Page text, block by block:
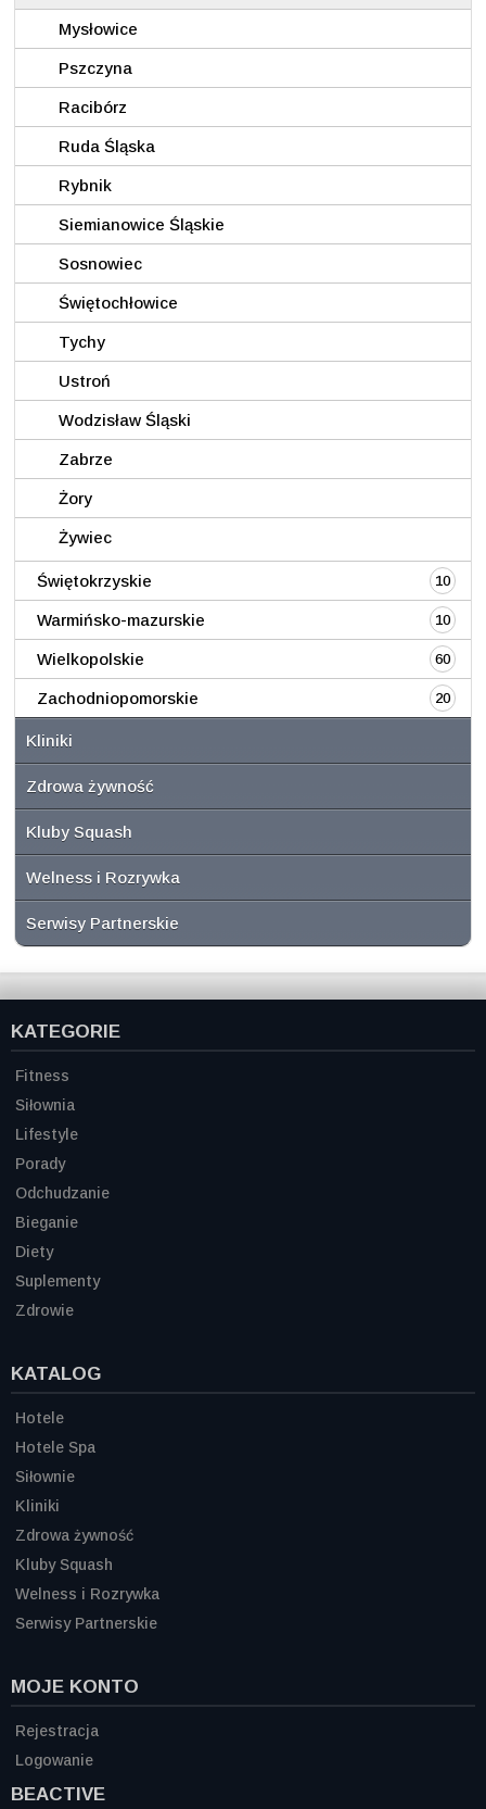
Mysłowice
Pszczyna
Racibórz
Ruda Śląska
Rybnik
Siemianowice Śląskie
Sosnowiec
Świętochłowice
Tychy
Ustroń
Wodzisław Śląski
Zabrze
Żory
Żywiec
Świętokrzyskie 10
Warmińsko-mazurskie 10
Wielkopolskie 60
Zachodniopomorskie 20
Kliniki
Zdrowa żywność
Kluby Squash
Welness i Rozrywka
Serwisy Partnerskie
KATEGORIE
Fitness
Siłownia
Lifestyle
Porady
Odchudzanie
Bieganie
Diety
Suplementy
Zdrowie
KATALOG
Hotele
Hotele Spa
Siłownie
Kliniki
Zdrowa żywność
Kluby Squash
Welness i Rozrywka
Serwisy Partnerskie
MOJE KONTO
Rejestracja
Logowanie
BEACTIVE